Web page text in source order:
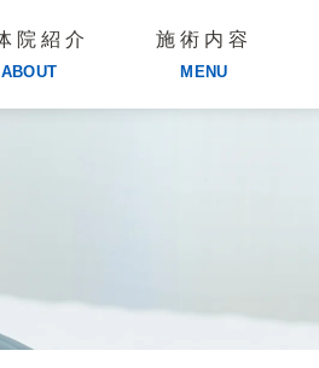
院紹介
ABOUT
施術内容
MENU